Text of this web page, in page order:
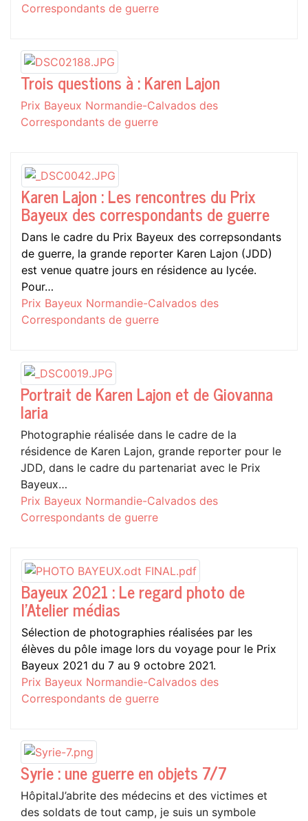
Correspondants de guerre
Trois questions à : Karen Lajon
Prix Bayeux Normandie-Calvados des
Correspondants de guerre
Karen Lajon : Les rencontres du Prix
Bayeux des correspondants de guerre
Dans le cadre du Prix Bayeux des correpsondants
de guerre, la grande reporter Karen Lajon (JDD)
est venue quatre jours en résidence au lycée.
Pour…
Prix Bayeux Normandie-Calvados des
Correspondants de guerre
Portrait de Karen Lajon et de Giovanna
Iaria
Photographie réalisée dans le cadre de la
résidence de Karen Lajon, grande reporter pour le
JDD, dans le cadre du partenariat avec le Prix
Bayeux…
Prix Bayeux Normandie-Calvados des
Correspondants de guerre
Bayeux 2021 : Le regard photo de
l'Atelier médias
Sélection de photographies réalisées par les
élèves du pôle image lors du voyage pour le Prix
Bayeux 2021 du 7 au 9 octobre 2021.
Prix Bayeux Normandie-Calvados des
Correspondants de guerre
Syrie : une guerre en objets 7/7
HôpitalJ’abrite des médecins et des victimes et
des soldats de tout camp, je suis un symbole